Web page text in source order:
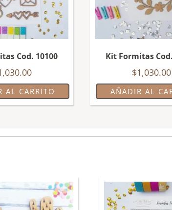
Cod. 10100
AL CARRITO
Kit Formitas
$1,030.00
AÑADIR AL